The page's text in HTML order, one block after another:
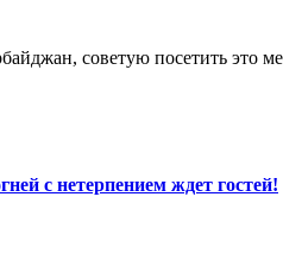
советую посетить это
с нетерпением ждет гостей!